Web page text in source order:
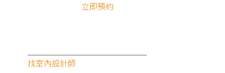
立即預約
找室內設計師